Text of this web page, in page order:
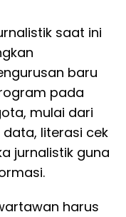
saat ini
baru
pada
mulai dari
literasi cek
jurnalistik guna
harus